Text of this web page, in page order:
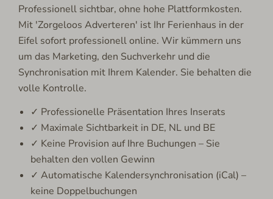
Professionell sichtbar, ohne hohe Plattformkosten.
Mit 'Zorgeloos Adverteren' ist Ihr Ferienhaus in der
Eifel sofort professionell online. Wir kümmern uns
um das Marketing, den Suchverkehr und die
Synchronisation mit Ihrem Kalender. Sie behalten die
volle Kontrolle.
✓ Professionelle Präsentation Ihres Inserats
✓ Maximale Sichtbarkeit in DE, NL und BE
✓ Keine Provision auf Ihre Buchungen – Sie
behalten den vollen Gewinn
✓ Automatische Kalendersynchronisation (iCal) –
keine Doppelbuchungen